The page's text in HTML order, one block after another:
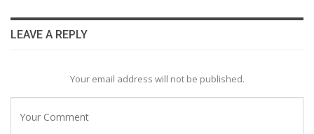
LEAVE A REPLY
Your email address will not be published.